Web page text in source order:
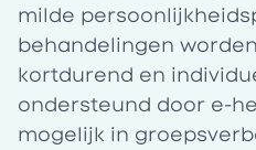
milde
behandelingen
kortdurend en
ondersteund door e-
mogelijk in